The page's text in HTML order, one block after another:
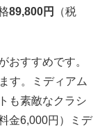
89,800円
（税
おすすめです。
す。ミディアム
も素敵なクラシ
金6,000円）ミデ